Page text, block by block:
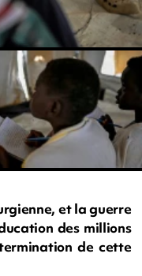
et la guerre
des millions
de cette